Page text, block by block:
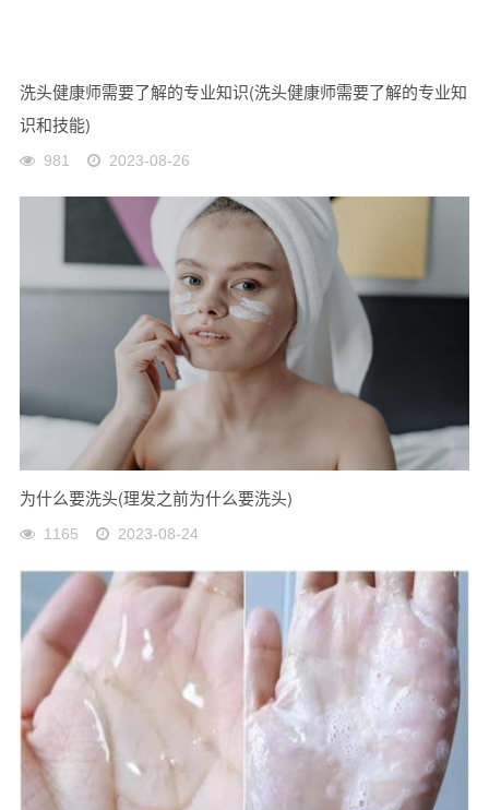
洗头健康师需要了解的专业知识(洗头健康师需要了解的专业知
识和技能)
981 2023-08-26
为什么要洗头(理发之前为什么要洗头)
1165 2023-08-24